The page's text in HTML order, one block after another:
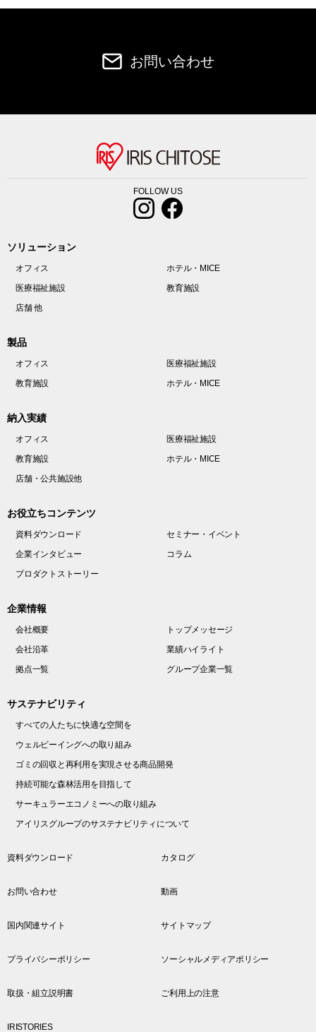
お問い合わせ
FOLLOW US
ソリューション
オフィス
ホテル・MICE
医療福祉施設
教育施設
店舗 他
製品
オフィス
医療福祉施設
教育施設
ホテル・MICE
納入実績
オフィス
医療福祉施設
教育施設
ホテル・MICE
店舗・公共施設他
お役立ちコンテンツ
資料ダウンロード
セミナー・イベント
企業インタビュー
コラム
プロダクトストーリー
企業情報
会社概要
トップメッセージ
会社沿革
業績ハイライト
拠点一覧
グループ企業一覧
サステナビリティ
すべての人たちに快適な空間を
ウェルビーイングへの取り組み
ゴミの回収と再利用を実現させる商品開発
持続可能な森林活用を目指して
サーキュラーエコノミーへの取り組み
アイリスグループのサステナビリティについて
資料ダウンロード カタログ
お問い合わせ 動画
国内関連サイト サイトマップ
プライバシーポリシー ソーシャルメディアポリシー
取扱・組立説明書 ご利用上の注意
IRISTORIES